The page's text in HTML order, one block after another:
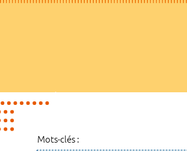
Mots-clés :